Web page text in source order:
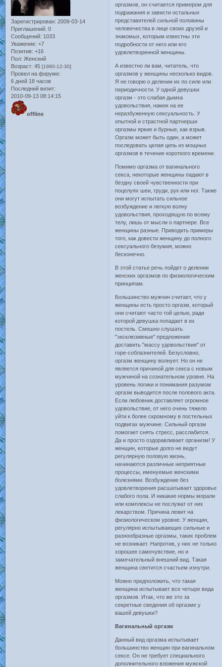
Зарегистрирован: 2009-03-14
Приглашений: 0
Сообщений: 1033
Уважение: +7
Позитив: +16
Пол: Женский
Возраст: 45 [1980-12-30]
Провел на форуме:
6 дней 18 часов
Последний визит:
2010-09-13 08:14:15
offline
оргазмов, он считается примером для
подражания и зависти остальных
представителей сильной половины
человечества в лице своих друзей и
знакомых, которым известны эти
подробности от него или его
удовлетворенной женщины.
А известно ли вам, читатель, что
оргазмов у женщины несколько видов.
Я не говорю о делении их по силе или
периодичности. У одной девушки
оргазм - это слабая дымка
удовольствия, намек на ее
неразбуженную сексуальность. У
опытной и страстной партнерши
оргазмы яркие и бурные, как взрыв.
Оргазм может быть один, а может
последовать целая цепь из мощных
оргазмов в течение короткого времени.
Помимо оргазма от вагинального
секса, некоторые женщины падают в
бездну своей чувственности при
поцелуях шеи, груди, рук или ног. Также
они могут испытать сильное
возбуждение и легкую волну
удовольствия, проходящую по всему
телу, лишь от мысли о партнере. Все
женщины разные. Приводить примеры
того, как довести женщину до полного
сексуального безумия, можно
бесконечно.
В этой статье речь пойдет о делении
женских оргазмов по физиологическим
принципам.
Большинство мужчин считает, что у
женщины есть просто оргазм, который
они считают часто той целью, ради
которой девушка попадает в их
постель. Смешно слушать
"эксклюзивные" предложения
доставить "массу удовольствия" от
горе-соблазнителей. Безусловно,
оргазм женщину волнует. Но он не
является причиной для секса с новым
мужчиной на сознательном уровне. На
уровень логики и понимания разумом
оргазм выводится после полового акта.
Если любовник доставляет огромное
удовольствие, от него очень тяжело
уйти к более скромному в постельных
подвигах мужчине. Сильный оргазм
помогает снять стресс, расслабится.
Да и просто оздоравливает организм! У
женщин, которые долго не ведут
регулярную половую жизнь,
начинаются различные неприятные
процессы, именуемые женскими
болезнями. Возбуждение без
удовлетворения расшатывает здоровье
слабого пола. И никакие нормы морали
или комплексы не послужат от них
лекарством. Причина лежит на
физиологическом уровне. У женщин,
регулярно испытывающих сильные и
разнообразные оргазмы, таких проблем
не возникает. Напротив, у них не только
хорошее самочувствие, но и
замечательный внешний вид. Такая
женщина светится счастьем изнутри.
Можно предположить, что такая
женщина испытывает все четыре вида
оргазмов. Итак, что же это за
секретные сведения об оргазме у
вашей девушки?
Вагинальный оргазм
Данный вид оргазма испытывает
большинство женщин при вагинальном
сексе. Он не требует специального
дополнительного вложения мужской